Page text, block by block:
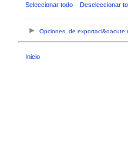
Seleccionar todo Deseleccionar
Opciones, de
Inicio